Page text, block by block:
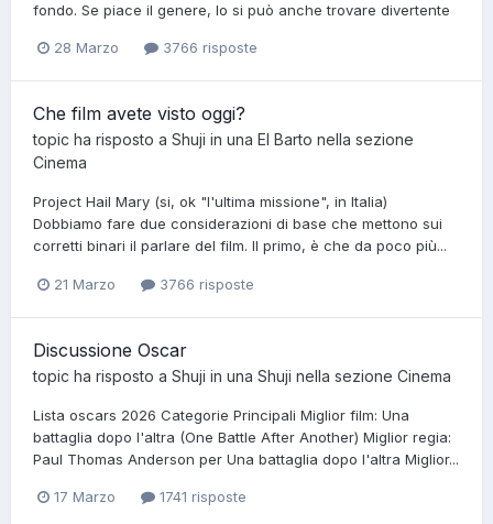
fondo. Se piace il genere, lo si può anche trovare divertente
28 Marzo 3766 risposte
Che film avete visto oggi?
topic ha risposto a Shuji in una El Barto nella sezione
Cinema
Project Hail Mary (si, ok "l'ultima missione", in Italia)
Dobbiamo fare due considerazioni di base che mettono sui
corretti binari il parlare del film. Il primo, è che da poco più...
21 Marzo 3766 risposte
Discussione Oscar
topic ha risposto a Shuji in una Shuji nella sezione Cinema
Lista oscars 2026 Categorie Principali Miglior film: Una
battaglia dopo l'altra (One Battle After Another) Miglior regia:
Paul Thomas Anderson per Una battaglia dopo l'altra Miglior...
17 Marzo 1741 risposte